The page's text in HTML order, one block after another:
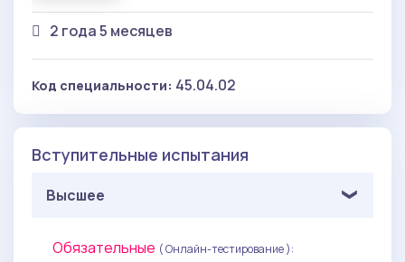
2 года 5 месяцев
Код специальности: 45.04.02
Вступительные испытания
Высшее
Обязательные ( Онлайн-тестирование ):